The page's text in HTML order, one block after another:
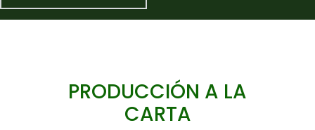
PRODUCCIÓN A LA
CARTA